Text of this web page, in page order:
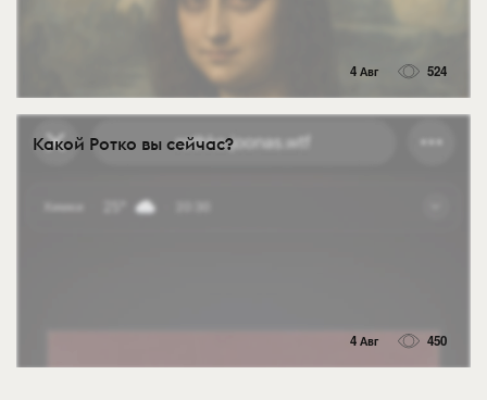
4 Авг 524
Какой Ротко вы сейчас?
4 Авг 450